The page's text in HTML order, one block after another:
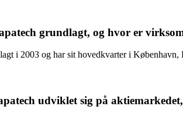
grundlagt, og hvor er
i 2003 og har sit hovedkvarter i
udviklet sig på